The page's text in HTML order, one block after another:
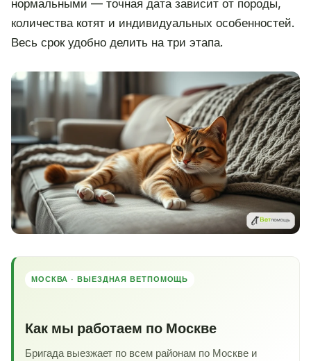
нормальными — точная дата зависит от породы,
количества котят и индивидуальных особенностей.
Весь срок удобно делить на три этапа.
МОСКВА · ВЫЕЗДНАЯ ВЕТПОМОЩЬ
Как мы работаем по Москве
Бригада выезжает по всем районам по Москве и